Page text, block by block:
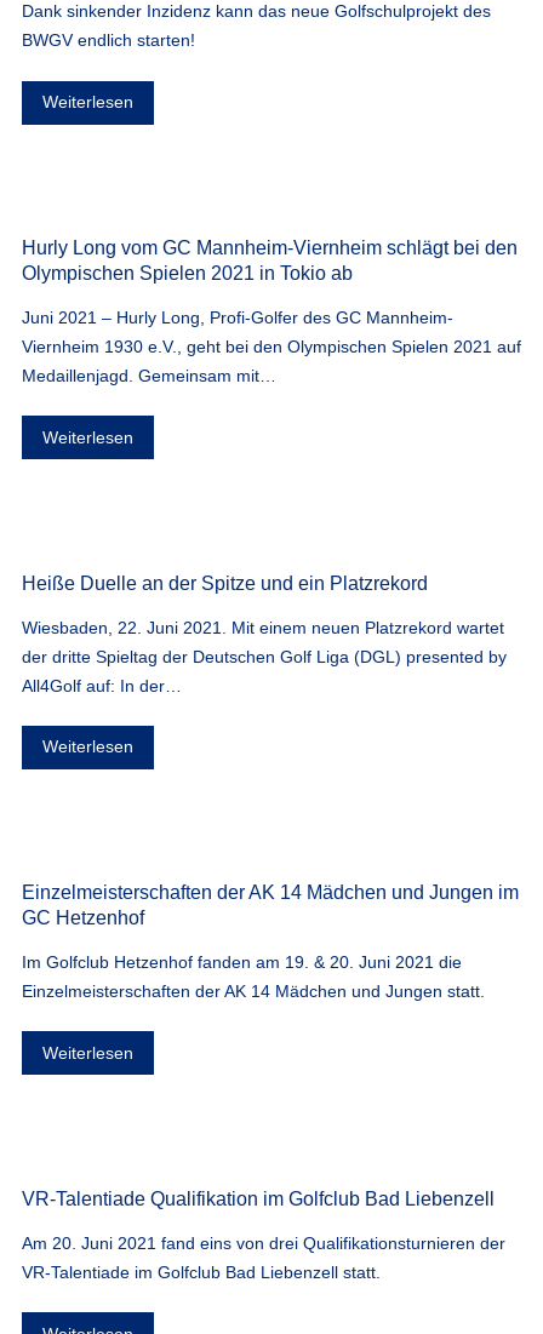
Dank sinkender Inzidenz kann das neue Golfschulprojekt des
BWGV endlich starten!
Weiterlesen
Hurly Long vom GC Mannheim-Viernheim schlägt bei den
Olympischen Spielen 2021 in Tokio ab
Juni 2021 – Hurly Long, Profi-Golfer des GC Mannheim-
Viernheim 1930 e.V., geht bei den Olympischen Spielen 2021 auf
Medaillenjagd. Gemeinsam mit…
Weiterlesen
Heiße Duelle an der Spitze und ein Platzrekord
Wiesbaden, 22. Juni 2021. Mit einem neuen Platzrekord wartet
der dritte Spieltag der Deutschen Golf Liga (DGL) presented by
All4Golf auf: In der…
Weiterlesen
Einzelmeisterschaften der AK 14 Mädchen und Jungen im
GC Hetzenhof
Im Golfclub Hetzenhof fanden am 19. & 20. Juni 2021 die
Einzelmeisterschaften der AK 14 Mädchen und Jungen statt.
Weiterlesen
VR-Talentiade Qualifikation im Golfclub Bad Liebenzell
Am 20. Juni 2021 fand eins von drei Qualifikationsturnieren der
VR-Talentiade im Golfclub Bad Liebenzell statt.